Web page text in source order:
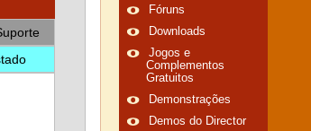
Fóruns
Downloads
Jogos e
Complementos
Gratuitos
Demonstrações
Demos do Director